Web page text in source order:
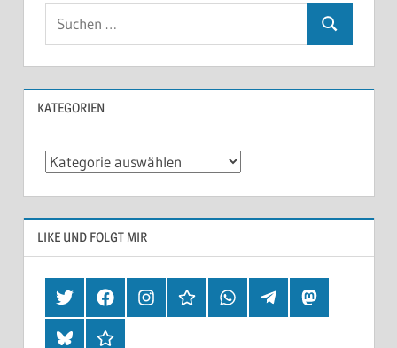
KATEGORIEN
Kategorien
LIKE UND FOLGT MIR
TwitterFacebookInstagramHearthisWhatsappTelegramMastodon
BlueskyThreads